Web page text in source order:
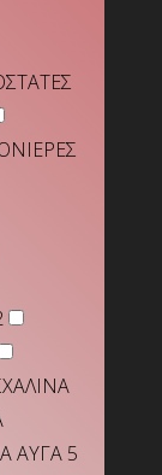
ΑΥΓΑ 5